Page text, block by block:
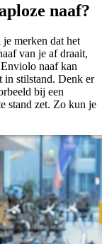
naaf?
merken dat het
van je af draait,
naaf kan
in stilstand. Denk er
bij een
stand zet. Zo kun je